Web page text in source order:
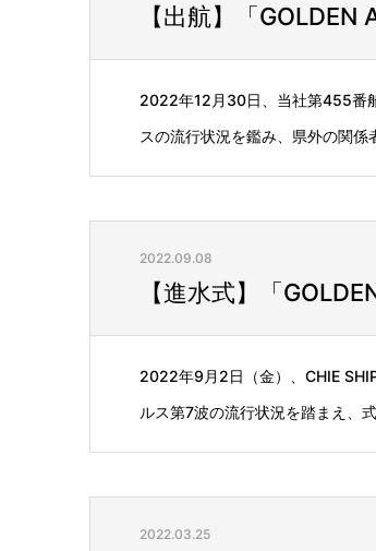
【出航】「
2022年12月30日、当社第455番
スの流行状況を鑑み、県外の関
2022.09.08
【進水式】「
2022年9月2日（金）、CHIE
ルス第7波の流行状況を踏まえ、
2022.03.25